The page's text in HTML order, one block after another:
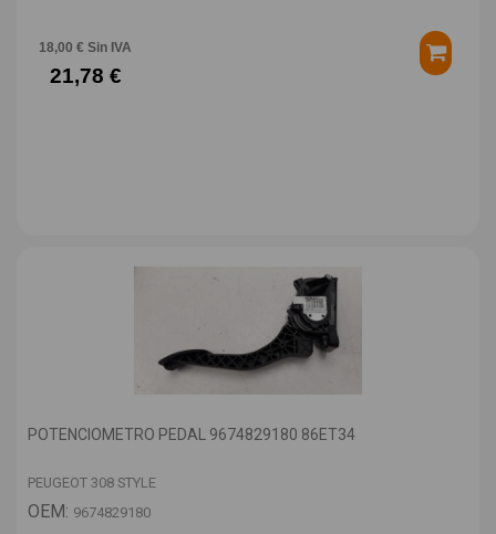
18,00 € Sin IVA
21,78 €
POTENCIOMETRO PEDAL 9674829180 86ET34
PEUGEOT 308 STYLE
OEM: 9674829180